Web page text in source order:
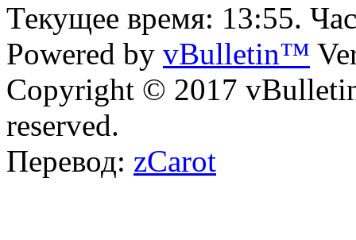
Текущее время: 13:55.
Powered by vBulletin™
Copyright © 2017
reserved.
Перевод: zCarot